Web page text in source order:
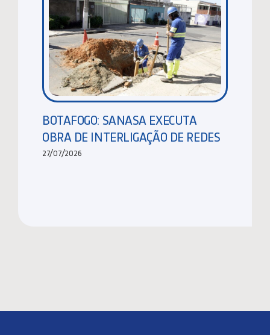
BOTAFOGO: SANASA EXECUTA
OBRA DE INTERLIGAÇÃO DE REDES
27/07/2026